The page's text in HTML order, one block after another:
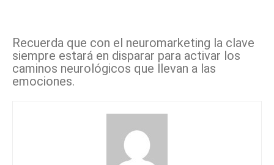
Recuerda que con el neuromarketing la clave
siempre estará en disparar para activar los
caminos neurológicos que llevan a las
emociones.